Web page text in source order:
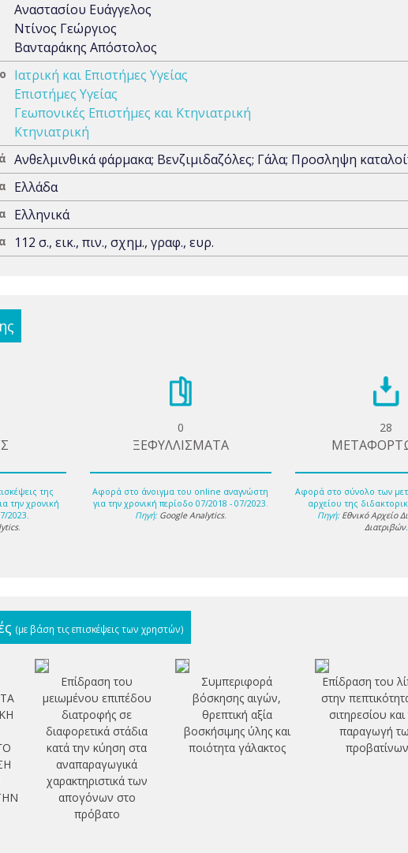
Αναστασίου Ευάγγελος
Ντίνος Γεώργιος
Βανταράκης Απόστολος
Ιατρική και Επιστήμες Υγείας
Επιστήμες Υγείας
Γεωπονικές Επιστήμες και Κτηνιατρική
Κτηνιατρική
Ανθελμινθικά φάρμακα; Βενζιμιδαζόλες; Γάλα; Προσληψη
Ελλάδα
Ελληνικά
112 σ., εικ., πιν., σχημ., γραφ., ευρ.
της
την χρονική
2023.
.
0
ΞΕΦΥΛΛΙΣΜΑΤΑ
Αφορά στο άνοιγμα του online αναγνώστη
για την χρονική περίοδο 07/2018 - 07/2023.
Πηγή: Google Analytics.
28
Αφορά στο σύνολο των
αρχείου της
Πηγή: Εθνικό Αρχείο
Διατριβών.
(με βάση τις επισκέψεις των χρηστών)
Επίδραση του
μειωμένου επιπέδου
διατροφής σε
διαφορετικά στάδια
κατά την κύηση στα
αναπαραγωγικά
χαρακτηριστικά των
απογόνων στο
πρόβατο
Συμπεριφορά
βόσκησης αιγών,
θρεπτική αξία
βοσκήσιμης ύλης και
ποιότητα γάλακτος
Επίδραση του
στην
σιτηρεσίου και
παραγωγή
προβατίνων